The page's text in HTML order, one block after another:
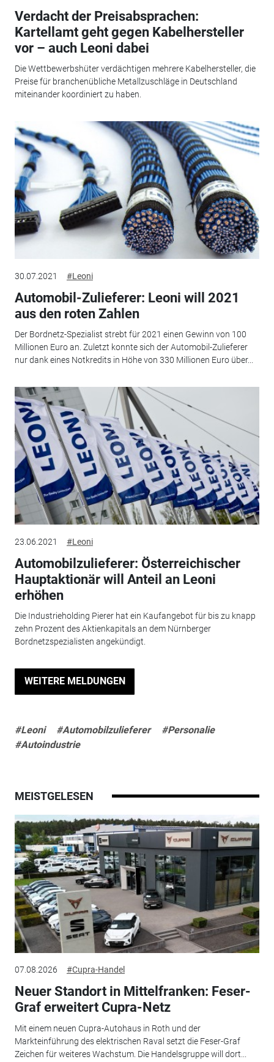
Verdacht der Preisabsprachen:
Kartellamt geht gegen Kabelhersteller
vor – auch Leoni dabei
Die Wettbewerbshüter verdächtigen mehrere Kabelhersteller, die
Preise für branchenübliche Metallzuschläge in Deutschland
miteinander koordiniert zu haben.
30.07.2021 #Leoni
Automobil-Zulieferer: Leoni will 2021
aus den roten Zahlen
Der Bordnetz-Spezialist strebt für 2021 einen Gewinn von 100
Millionen Euro an. Zuletzt konnte sich der Automobil-Zulieferer
nur dank eines Notkredits in Höhe von 330 Millionen Euro über...
23.06.2021 #Leoni
Automobilzulieferer: Österreichischer
Hauptaktionär will Anteil an Leoni
erhöhen
Die Industrieholding Pierer hat ein Kaufangebot für bis zu knapp
zehn Prozent des Aktienkapitals an dem Nürnberger
Bordnetzspezialisten angekündigt.
WEITERE MELDUNGEN
#Leoni #Automobilzulieferer
#Personalie
#Autoindustrie
MEISTGELESEN
07.08.2026 #Cupra-Handel
Neuer Standort in Mittelfranken: Feser-
Graf erweitert Cupra-Netz
Mit einem neuen Cupra-Autohaus in Roth und der
Markteinführung des elektrischen Raval setzt die Feser-Graf
Zeichen für weiteres Wachstum. Die Handelsgruppe will dort...